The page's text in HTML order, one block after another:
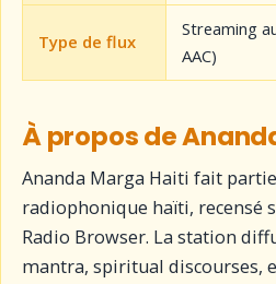
Type de flux
Streaming
AAC)
À propos de
Ananda Marga Haiti fait
radiophonique haïti, recensé
Radio Browser. La station
mantra, spiritual discourses,